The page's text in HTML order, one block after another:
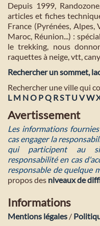
Depuis 1999,
articles et fiches
France (Pyrénées, Alpes,
Maroc, Réunion...) :
le trekking, nous
raquettes à neige, vtt,
Rechercher un sommet,
Rechercher une ville qui
L M NO PQ RST U VW
Avertissement
Les informations
cas engager la
qui participent au
responsabilité en cas
responsable de quelque
propos des niveaux de
Informations
Mentions légales /